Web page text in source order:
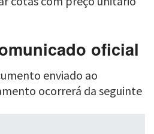
oficial
enviado ao
ocorrerá da seguinte